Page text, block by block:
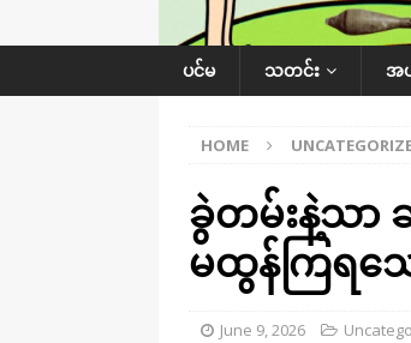
[ August 8,
ပင်မ သတင်း အ
HOME
ခွဲတမ်းနဲ့သ
မထွန်ကြရသ
June 9, 2026